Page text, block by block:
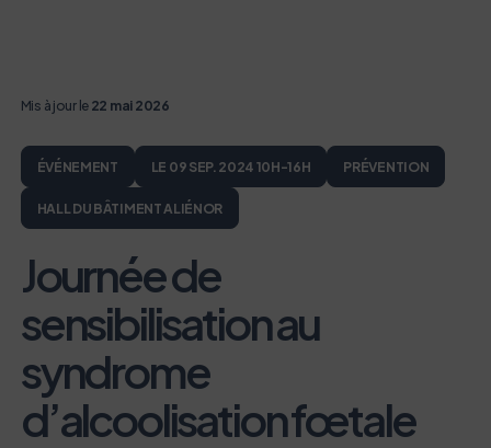
Mis à jour le22 mai 2026
ÉVÉNEMENT LE 09 SEP. 2024 10H-16H PRÉVENTION
HALL DU BÂTIMENT ALIÉNOR
Journée de
sensibilisation au
syndrome
d’alcoolisation fœtale